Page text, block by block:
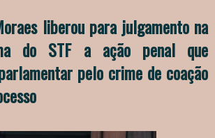
liberou para julgamento na
do STF a ação penal que
pelo crime de coação